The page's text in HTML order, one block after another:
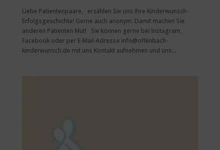
Liebe Patientenpaare, erzählen Sie uns Ihre Kinderwunsch-
Erfolgsgeschichte! Gerne auch anonym. Damit machen Sie
anderen Patienten Mut! Sie können gerne bei Instagram,
Facebook oder per E-Mail-Adresse info@offenbach-
kinderwunsch.de mit uns Kontakt aufnehmen und uns...